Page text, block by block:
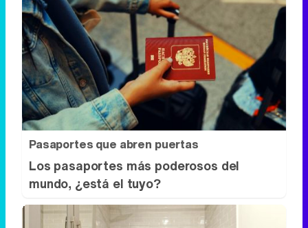
Pasaportes que abren puertas
Los pasaportes más poderosos del
mundo, ¿está el tuyo?